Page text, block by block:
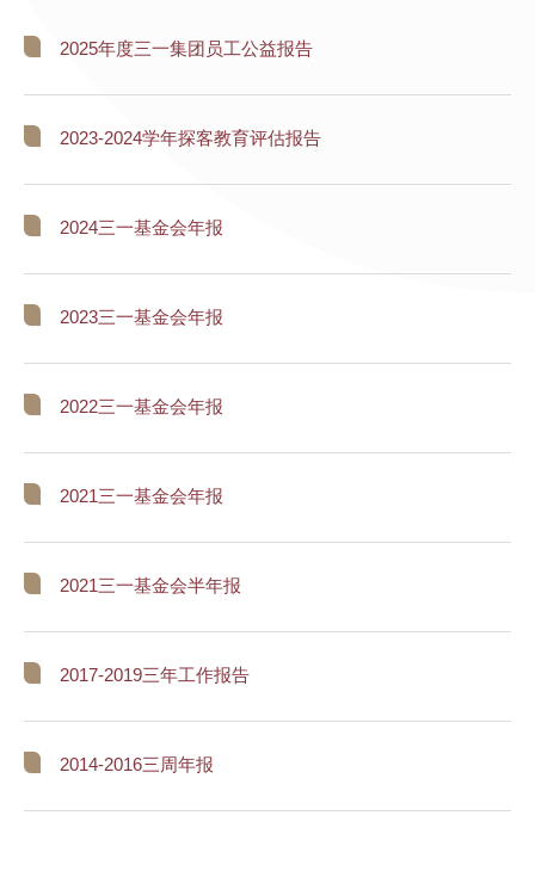
2025年度三一集团员工公益报告
2023-2024学年探客教育评估报告
2024三一基金会年报
2023三一基金会年报
2022三一基金会年报
2021三一基金会年报
2021三一基金会半年报
2017-2019三年工作报告
2014-2016三周年报